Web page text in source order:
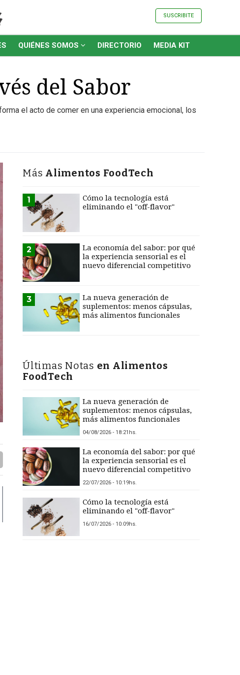
SUSCRIBITE
QUIÉNES SOMOS DIRECTORIO MEDIA KIT
del Sabor
el acto de comer en una experiencia emocional, los
Más Alimentos FoodTech
1
Cómo la tecnología está
eliminando el "off-flavor"
2
La economía del sabor: por qué
la experiencia sensorial es el
nuevo diferencial competitivo
3
La nueva generación de
suplementos: menos cápsulas,
más alimentos funcionales
Últimas Notas en Alimentos
FoodTech
La nueva generación de
suplementos: menos cápsulas,
más alimentos funcionales
04/08/2026 - 18:21hs.
La economía del sabor: por qué
la experiencia sensorial es el
nuevo diferencial competitivo
22/07/2026 - 10:19hs.
Cómo la tecnología está
eliminando el "off-flavor"
16/07/2026 - 10:09hs.